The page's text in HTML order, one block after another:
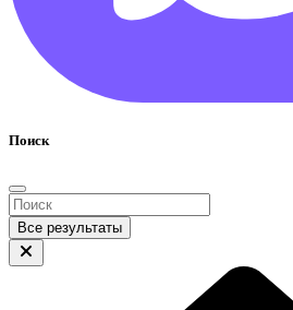
Поиск
Все результаты